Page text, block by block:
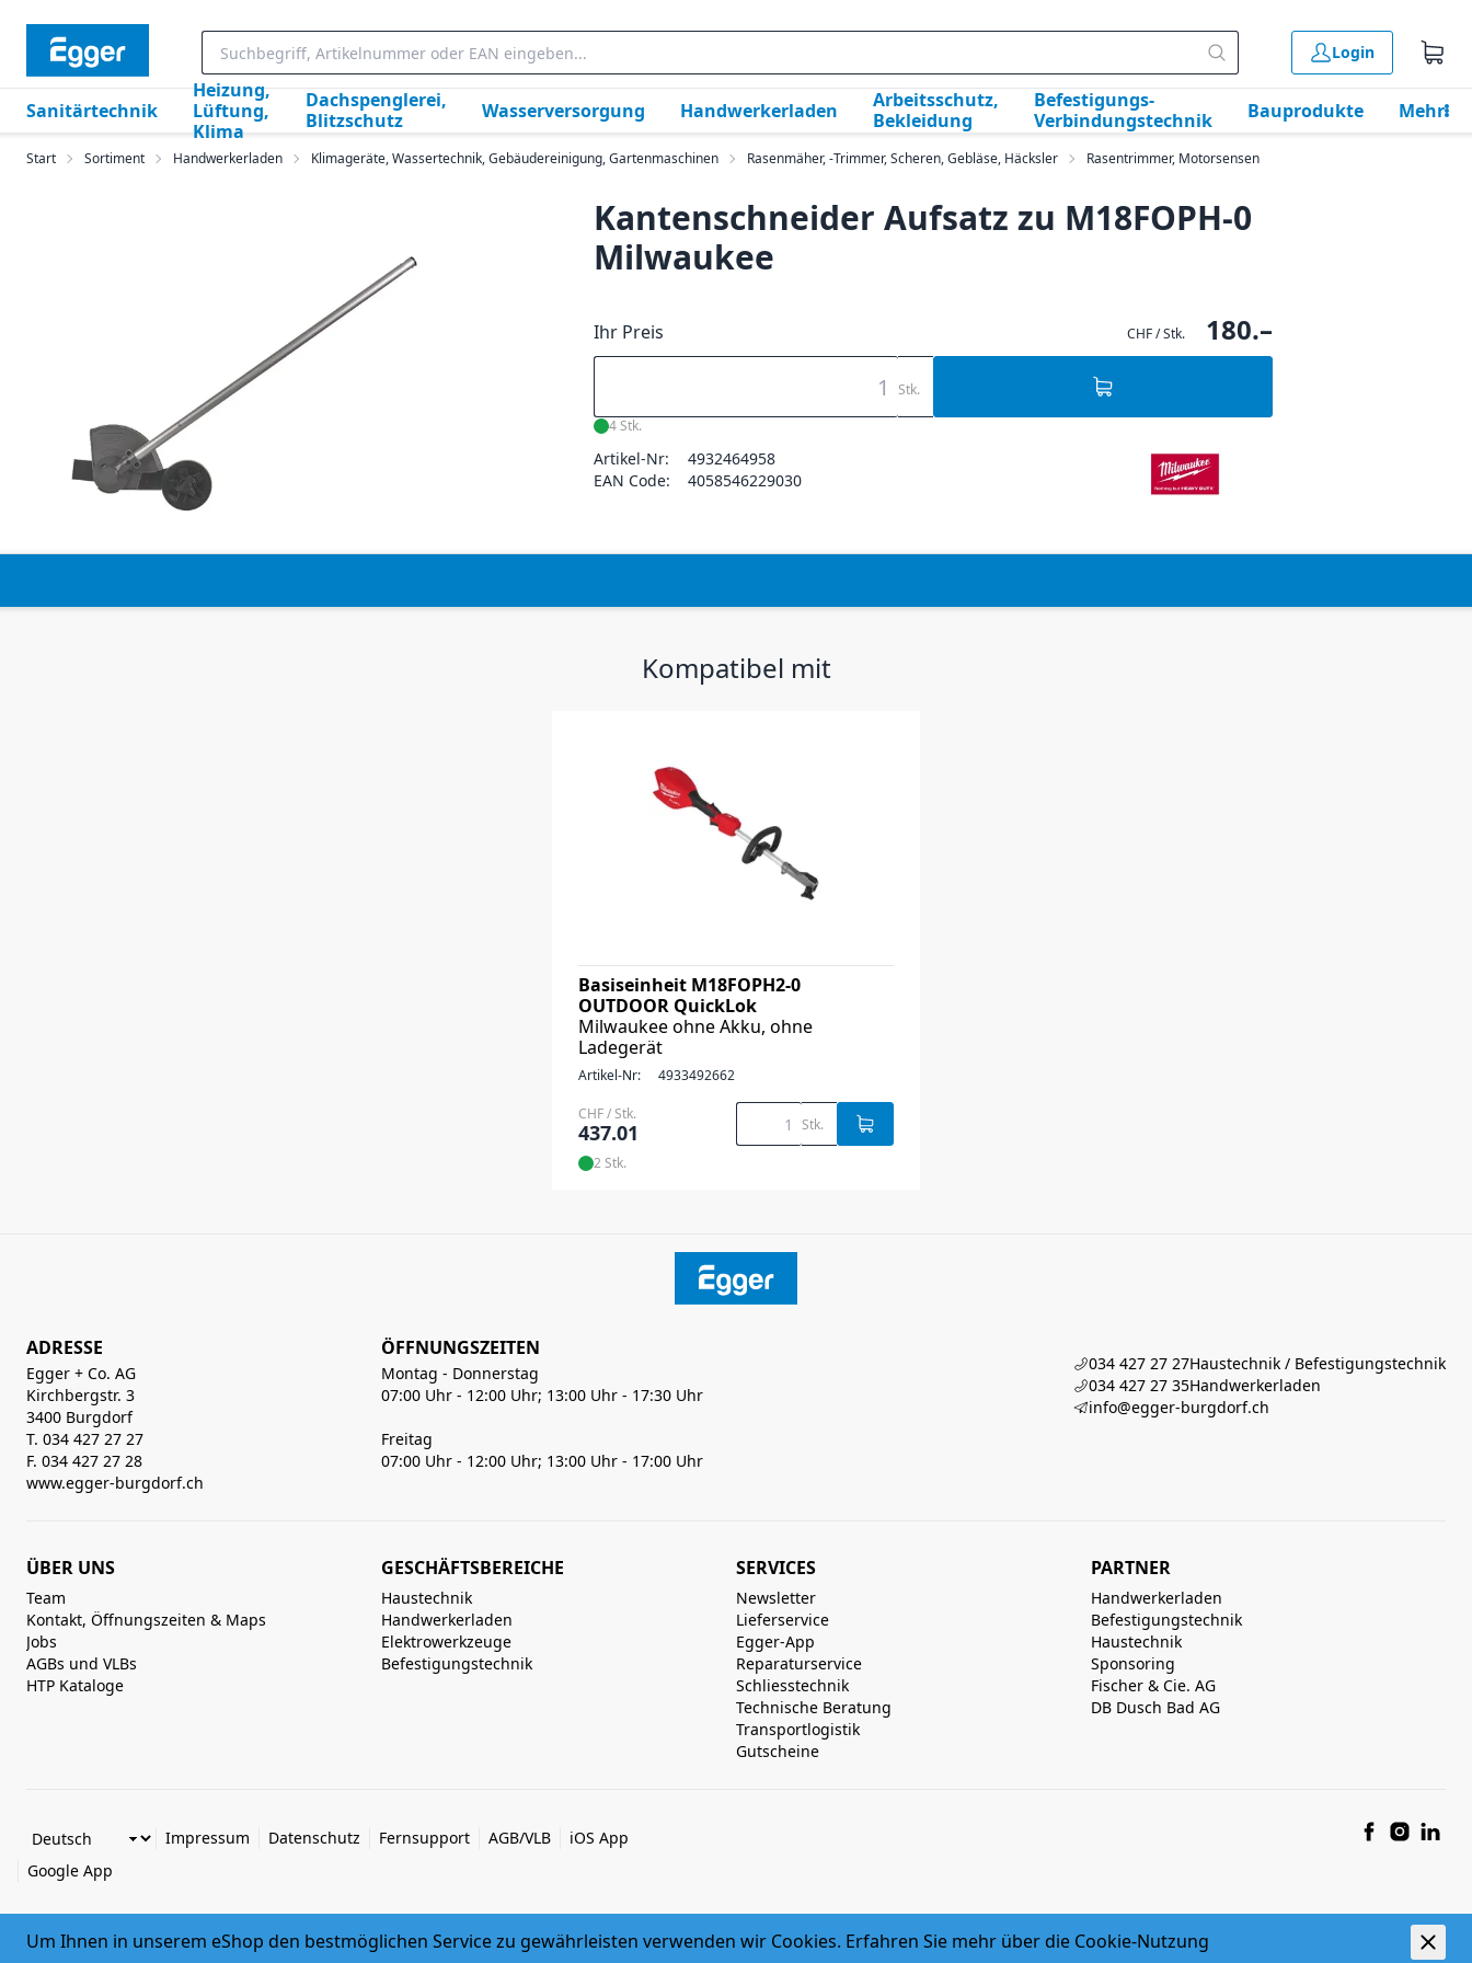
Login
Sanitärtechnik
Heizung,
Lüftung,
Klima
Dachspenglerei,
Blitzschutz
Wasserversorgung Handwerkerladen
Arbeitsschutz,
Bekleidung
Befestigungs-
Verbindungstechnik
Bauprodukte Mehr
Start Sortiment Handwerkerladen Klimageräte, Wassertechnik, Gebäudereinigung, Gartenmaschinen Rasenmäher, -Trimmer, Scheren, Gebläse, Häcksler Rasentrimmer, Motorsensen
Kantenschneider Aufsatz zu M18FOPH-0
Milwaukee
Ihr Preis CHF / Stk. 180.–
Stk.
4 Stk.
Artikel-Nr:
4932464958
EAN Code:
4058546229030
Kompatibel mit
Basiseinheit M18FOPH2-0
OUTDOOR QuickLok
Milwaukee ohne Akku, ohne
Ladegerät
Artikel-Nr: 4933492662
CHF / Stk.
437.01 Stk.
2 Stk.
ADRESSE
Egger + Co. AG
Kirchbergstr. 3
3400 Burgdorf
T. 034 427 27 27
F. 034 427 27 28
www.egger-burgdorf.ch
ÖFFNUNGSZEITEN
Montag - Donnerstag
07:00 Uhr - 12:00 Uhr; 13:00 Uhr - 17:30 Uhr
Freitag
07:00 Uhr - 12:00 Uhr; 13:00 Uhr - 17:00 Uhr
034 427 27 27Haustechnik / Befestigungstechnik
034 427 27 35Handwerkerladen
info@egger-burgdorf.ch
ÜBER UNS
Team
Kontakt, Öffnungszeiten & Maps
Jobs
AGBs und VLBs
HTP Kataloge
GESCHÄFTSBEREICHE
Haustechnik
Handwerkerladen
Elektrowerkzeuge
Befestigungstechnik
SERVICES
Newsletter
Lieferservice
Egger-App
Reparaturservice
Schliesstechnik
Technische Beratung
Transportlogistik
Gutscheine
PARTNER
Handwerkerladen
Befestigungstechnik
Haustechnik
Sponsoring
Fischer & Cie. AG
DB Dusch Bad AG
Impressum Datenschutz Fernsupport AGB/VLB
iOS App
Google App
© 2026 Egger + Co. AG powered by polynorm
Um Ihnen in unserem eShop den bestmöglichen Service zu gewährleisten verwenden wir Cookies. Erfahren Sie mehr über die Cookie-Nutzung